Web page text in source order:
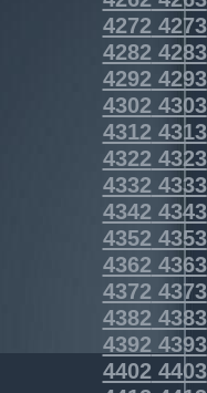
42724273
42824283
42924293
43024303
43124313
43224323
43324333
43424343
43524353
43624363
43724373
43824383
43924393
44024403